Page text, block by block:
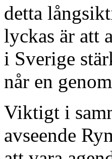
detta
lyckas är att
i Sverige
når en
Viktigt i
avseende